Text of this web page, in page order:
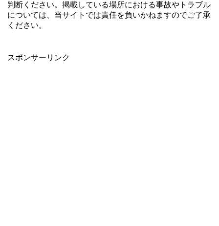
判断ください。掲載している場所における事故やトラブル
については、当サイトでは責任を負いかねますのでご了承
ください。
スポンサーリンク